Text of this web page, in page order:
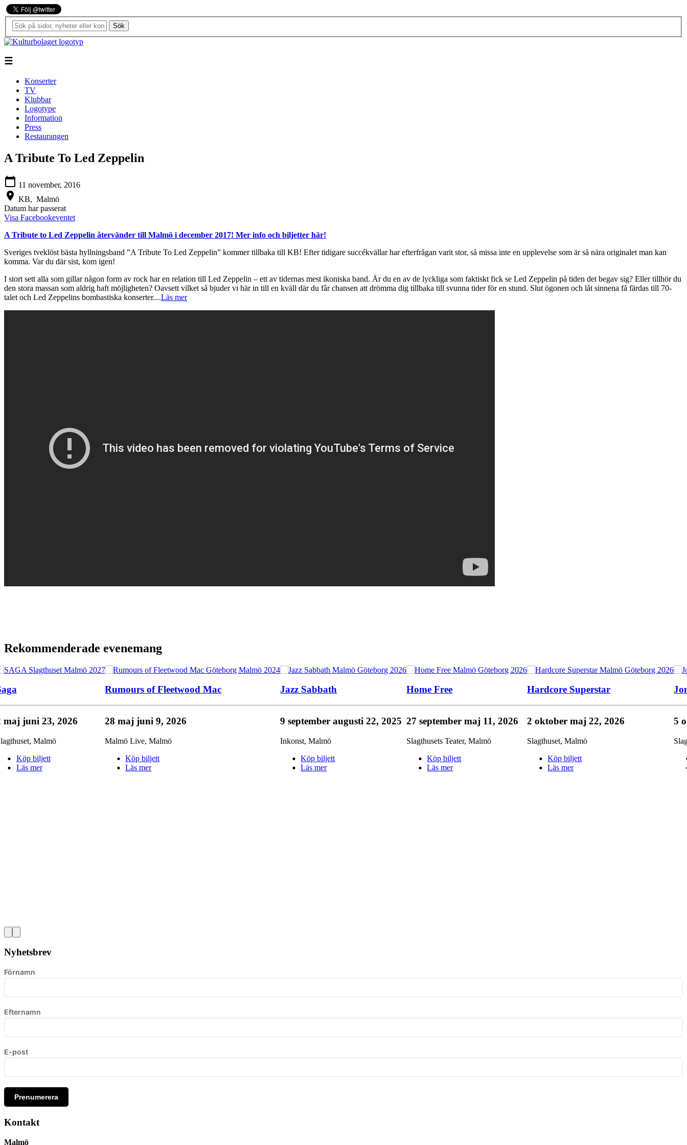
Sök
☰
Konserter
TV
Klubbar
Logotype
Information
Press
Restaurangen
A Tribute To Led Zeppelin
calendar_today 11 november, 2016
location_on KB, Malmö
Datum har passerat
Visa Facebookeventet
A Tribute to Led Zeppelin återvänder till Malmö i december 2017! Mer info och biljetter här!
Sveriges tveklöst bästa hyllningsband ”A Tribute To Led Zeppelin” kommer tillbaka till KB! Efter tidigare succékvällar har efterfrågan varit stor, så missa inte en upplevelse som är så nära originalet man kan
komma. Var du där sist, kom igen!
I stort sett alla som gillar någon form av rock har en relation till Led Zeppelin – ett av tidernas mest ikoniska band. Är du en av de lyckliga som faktiskt fick se Led Zeppelin på tiden det begav sig? Eller tillhör du
den stora massan som aldrig haft möjligheten? Oavsett vilket så bjuder vi här in till en kväll där du får chansen att drömma dig tillbaka till svunna tider för en stund. Slut ögonen och låt sinnena få färdas till 70-
talet och Led Zeppelins bombastiska konserter....Läs mer
Rekommenderade evenemang
Jazz Sabbath
9 septemberaugusti 22, 2025
Inkonst,Malmö
Köp biljett
Läs mer
Home Free
27 septembermaj 11, 2026
Slagthusets Teater,Malmö
Köp biljett
Läs mer
Hardcore Superstar
2 oktobermaj 22, 2026
Slagthuset,Malmö
Köp biljett
Läs mer
5
maj juni 23, 2026
, Malmö
Köp biljett
Läs mer
Rumours of Fleetwood Mac
28 majjuni 9, 2026
Malmö Live,Malmö
Köp biljett
Läs mer
Nyhetsbrev
Förnamn
Efternamn
E-post
Prenumerera
Kontakt
Malmö